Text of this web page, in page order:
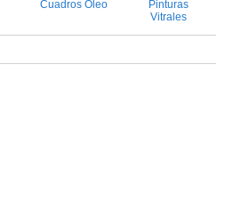
Cuadros Óleo
Pinturas
Vitrales